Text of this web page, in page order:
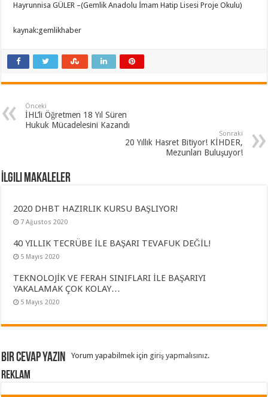
Hayrunnisa GÜLER –(Gemlik Anadolu İmam Hatip Lisesi Proje Okulu)
kaynak:gemlikhaber
Önceki
İHL’li Öğretmen 18 Yıl Süren
Hukuk Mücadelesini Kazandı
Sonraki
20 Yıllık Hasret Bitiyor! KİHDER,
Mezunları Buluşuyor!
İlgili Makaleler
2020 DHBT HAZIRLIK KURSU BAŞLIYOR!
7 Ağustos 2020
40 YILLIK TECRÜBE İLE BAŞARI TEVAFUK DEĞİL!
5 Mayıs 2020
TEKNOLOJİK VE FERAH SINIFLARI İLE BAŞARIYI
YAKALAMAK ÇOK KOLAY…
5 Mayıs 2020
Bir cevap yazın Yorum yapabilmek için giriş yapmalısınız.
REKLAM